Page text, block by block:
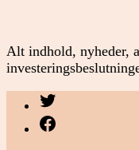
Alt indhold, nyheder,